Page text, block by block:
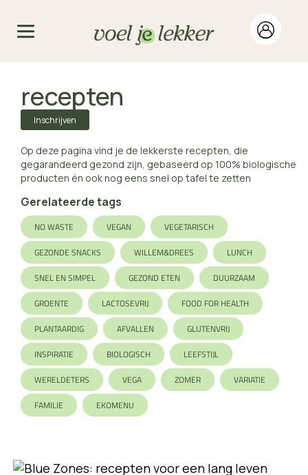
recepten
Inschrijven
Op deze pagina vind je de lekkerste recepten, die
gegarandeerd gezond zijn, gebaseerd op 100% biologische
producten én ook nog eens snel op tafel te zetten
Gerelateerde tags
NO WASTE VEGAN
VEGETARISCH
GEZONDE SNACKS
WILLEM&DREES
LUNCH
SNEL EN SIMPEL
GEZOND ETEN
DUURZAAM
GROENTE
LACTOSEVRIJ
FOOD FOR HEALTH
PLANTAARDIG
AFVALLEN
GLUTENVRIJ
INSPIRATIE
BIOLOGISCH
LEEFSTIJL
WERELDETERS
VEGA ZOMER
VARIATIE
FAMILIE
EKOMENU